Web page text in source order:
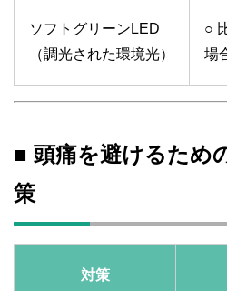
ソフトグリーンLED
（調光された環境光）
○
場
■ 頭痛を避けるため
策
対策